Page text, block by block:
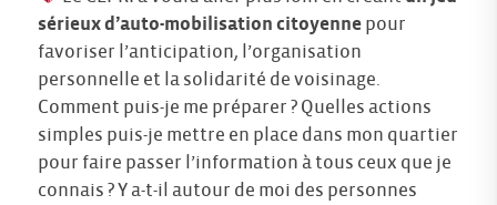
sérieux d’auto-mobilisation citoyenne pour
favoriser l’anticipation, l’organisation
personnelle et la solidarité de voisinage.
Comment puis-je me préparer ? Quelles actions
simples puis-je mettre en place dans mon quartier
pour faire passer l’information à tous ceux que je
connais ? Y a-t-il autour de moi des personnes